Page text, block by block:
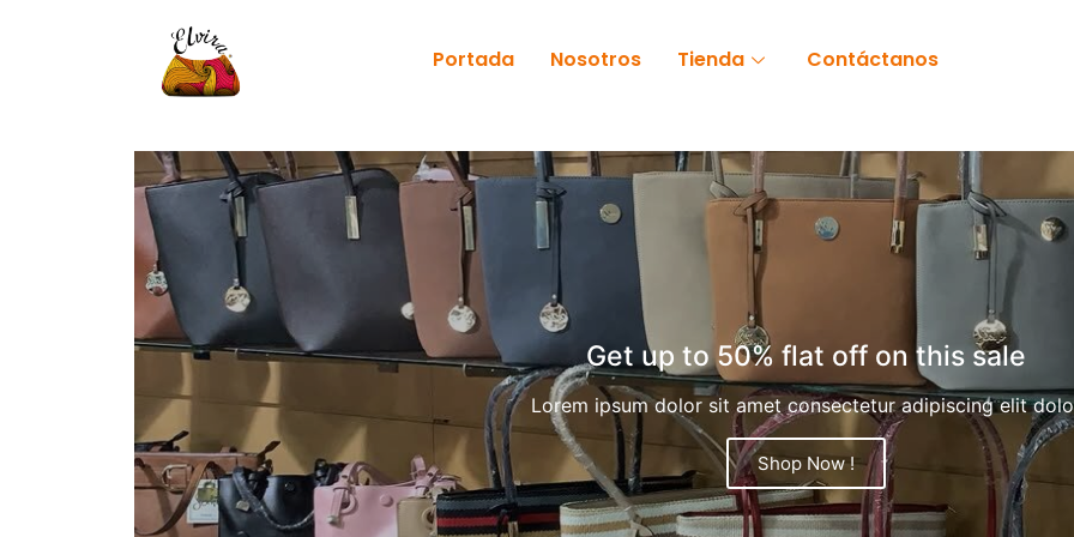
Portada Nosotros Tienda Contáctanos
Get up to 50% flat off on this sale
Lorem ipsum dolor sit amet consectetur adipiscing elit
Shop Now !